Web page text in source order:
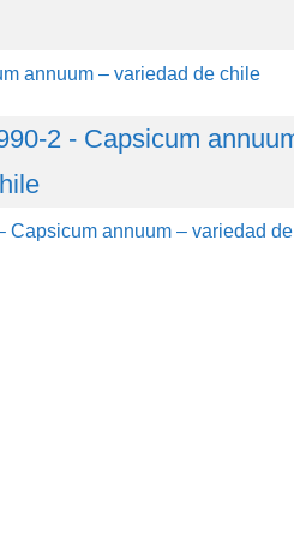
annuum – variedad de chile
Capsicum annuum – variedad de